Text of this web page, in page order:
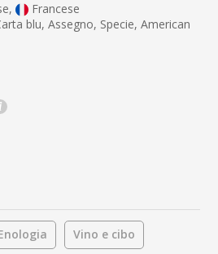
Francese
blu, Assegno, Specie, American
i
Vino e cibo